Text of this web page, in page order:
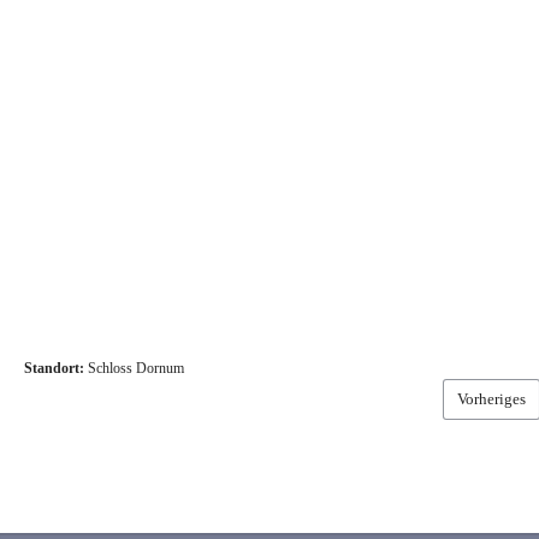
Standort: Schloss Dornum
Vorheriges